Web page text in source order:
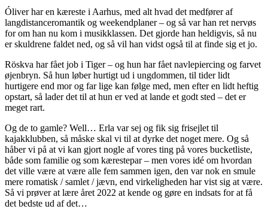
Óliver har en kæreste i Aarhus, med alt hvad det medfører af
langdistanceromantik og weekendplaner – og så var han ret nervøs
for om han nu kom i musikklassen. Det gjorde han heldigvis, så nu
er skuldrene faldet ned, og så vil han vidst også til at finde sig et jo.
Röskva har fået job i Tiger – og hun har fået navlepiercing og farvet
øjenbryn. Så hun løber hurtigt ud i ungdommen, til tider lidt
hurtigere end mor og far lige kan følge med, men efter en lidt heftig
opstart, så lader det til at hun er ved at lande et godt sted – det er
meget rart.
Og de to gamle? Well… Erla var sej og fik sig frisejlet til
kajakklubben, så måske skal vi til at dyrke det noget mere. Og så
håber vi på at vi kan gjort nogle af vores ting på vores bucketliste,
både som familie og som kærestepar – men vores idé om hvordan
det ville være at være alle fem sammen igen, den var nok en smule
mere romatisk / samlet / jævn, end virkeligheden har vist sig at være.
Så vi prøver at lære året 2022 at kende og gøre en indsats for at få
det bedste ud af det…